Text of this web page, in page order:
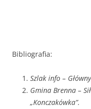
Bibliografia:
Szlak info –
Gmina Brenna –
„Konczakówka”.